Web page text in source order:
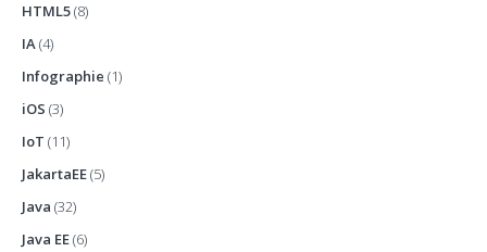
HTML5(8)
IA(4)
Infographie (1)
iOS (3)
IoT (11)
JakartaEE(5)
Java (32)
Java EE(6)